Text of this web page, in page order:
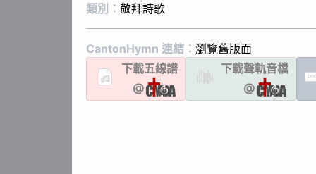
類別： 敬拜詩歌
CantonHymn 連結： 瀏覽舊版面
下載五線譜
@
下載聲軌音檔
@